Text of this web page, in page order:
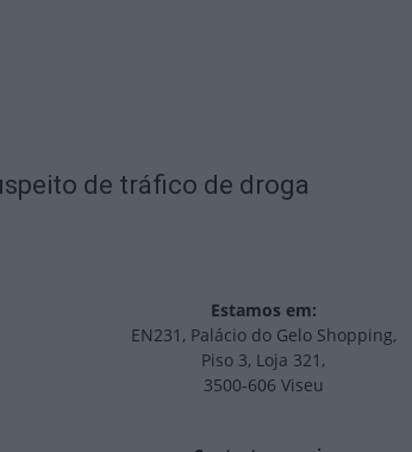
de tráfico de droga
Estamos em:
EN231, Palácio do Gelo Shopping,
Piso 3, Loja 321,
3500-606 Viseu